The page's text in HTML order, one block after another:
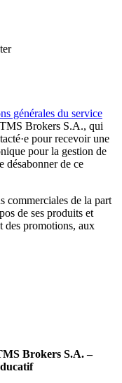
générales du service
Brokers S.A., qui
pour recevoir une
pour la gestion de
désabonner de ce
commerciales de la part
de ses produits et
des promotions, aux
Brokers S.A. –